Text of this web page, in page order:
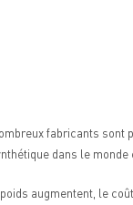
fabricants
dans le monde
augmentent, le